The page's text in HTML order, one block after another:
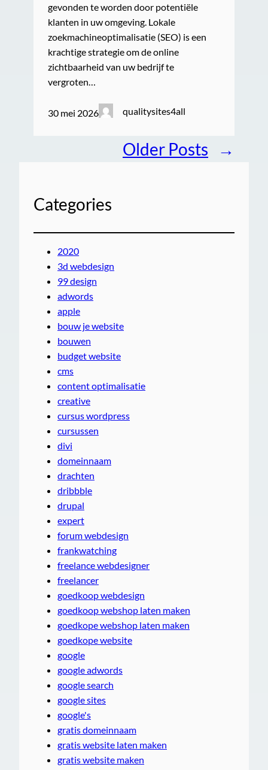
gevonden te worden door potentiële
klanten in uw omgeving. Lokale
zoekmachineoptimalisatie (SEO) is een
krachtige strategie om de online
zichtbaarheid van uw bedrijf te
vergroten…
30 mei 2026 qualitysites4all
Older Posts →
Categories
2020
3d webdesign
99 design
adwords
apple
bouw je website
bouwen
budget website
cms
content optimalisatie
creative
cursus wordpress
cursussen
divi
domeinnaam
drachten
dribbble
drupal
expert
forum webdesign
frankwatching
freelance webdesigner
freelancer
goedkoop webdesign
goedkoop webshop laten maken
goedkope webshop laten maken
goedkope website
google
google adwords
google search
google sites
google's
gratis domeinnaam
gratis website laten maken
gratis website maken